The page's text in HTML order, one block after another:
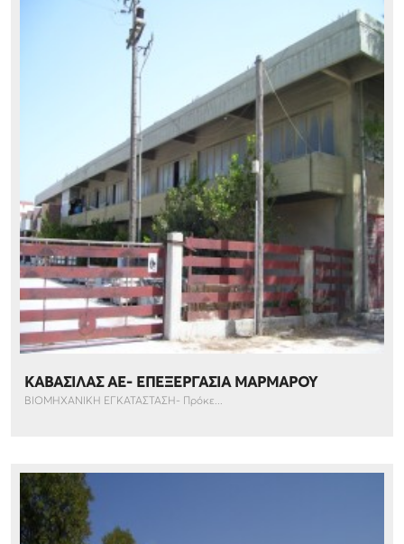
ΚΑΒΑΣΙΛΑΣ ΑΕ- ΕΠΕΞΕΡΓΑΣΙΑ ΜΑΡΜΑΡΟΥ
ΒΙΟΜΗΧΑΝΙΚΗ ΕΓΚΑΤΑΣΤΑΣΗ- Πρόκε...